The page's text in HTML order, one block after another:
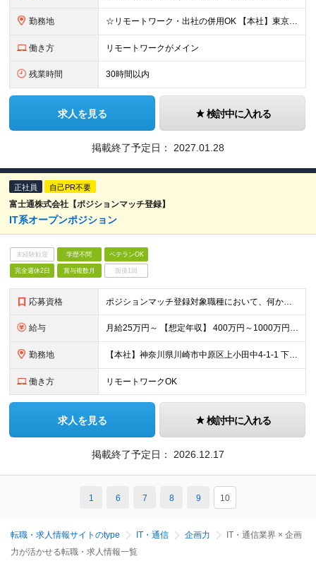
勤務地 ☆リモートワーク・出社の併用OK 【本社】東京都港区港南1-2-70 品川シーズンテラス24F ・転勤・出張の可能性：なし ※屋内禁煙（屋内：加熱式たばこ専用喫煙室設置／屋外：喫煙専用スペースあり）
働き方 リモートワークがメイン
残業時間 30時間以内
求人を見る 検討中に入れる
掲載終了予定日： 2027.01.28
正社員 自己PR不要
富士通株式会社【ポジションマッチ登録】
IT系オープンポジション
未経験歓迎 学歴不問 ベテランOK
完全週休2日 賞与複数月 面接1回
応募資格 ポジションマッチ登録対象職種において、何かしらの知識・経験を有する方 【活かせる経験・スキル】 ポジションマッチ登録対象職種に関連する知識・経験 ※該当ポジションが数多く存在する為、様々な経験が活
給与 月給25万円～ 【想定年収】 400万円～1000万円（残業代及び諸手当込） ※ご経験、前年収、ご年齢に応じて決定します。
勤務地 【本社】神奈川県川崎市中原区上小田中4-1-1 下記いずれかの拠点への配属となります。 Fujitsu Technology Park（川崎）、Fujitsu Solution Square（東京）
働き方 リモートワークOK
求人を見る 検討中に入れる
掲載終了予定日： 2026.12.17
1 6 7 8 9 10
転職・求人情報サイトのtype IT・通信 企画力
IT・通信業界 × 企画
力が活かせる転職・求人情報一覧